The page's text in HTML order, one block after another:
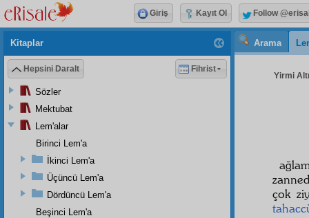
Arama
Yirmi
çok
Kitaplar
Hepsini Daralt Fihrist
Sözler
Mektubat
Lem'alar
Birinci Lem'a
İkinci Lem'a
Üçüncü Lem'a
Dördüncü Lem'a
Beşinci Lem'a
Giriş Kayıt Ol Follow